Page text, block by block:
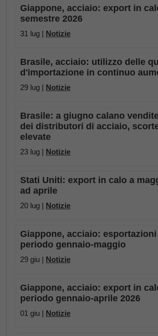
Giappone, acciaio: export in
semestre 2026
31 lug | Notizie
Brasile, acciaio: utilizzo delle
d'importazione in continuo
29 lug | Notizie
Brasile: a giugno calano
dei distributori di acciaio,
elevate
23 lug | Notizie
Stati Uniti: export in calo a
ad aprile
20 lug | Notizie
Giappone, acciaio: esportazioni
periodo gennaio-maggio
29 giu | Notizie
Giappone, acciaio: export in
periodo gennaio-aprile 2026
01 giu | Notizie